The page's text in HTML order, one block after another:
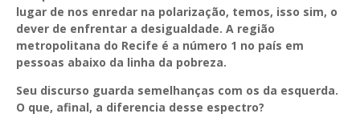
lugar de nos enredar na polarização, temos, isso sim, o
dever de enfrentar a desigualdade. A região
metropolitana do Recife é a número 1 no país em
pessoas abaixo da linha da pobreza.
Seu discurso guarda semelhanças com os da esquerda.
O que, afinal, a diferencia desse espectro?